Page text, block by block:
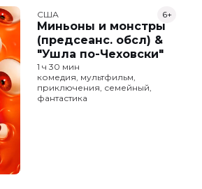
США
Миньоны и монстры
(предсеанс. обсл) &
"Ушла по-Чеховски"
6+
1 ч 30 мин
комедия, мультфильм,
приключения, семейный,
фантастика